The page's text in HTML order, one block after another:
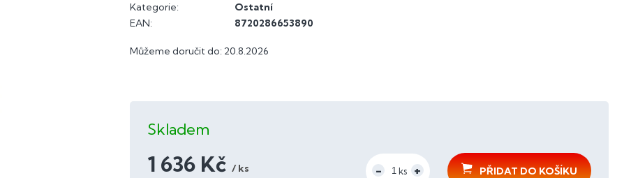
Můžeme doručit do: 20.8.2026
Skladem
1 636 Kč / ks
PŘIDAT DO KOŠÍKU
Kategorie:
Ostatní
EAN: 8720286653890